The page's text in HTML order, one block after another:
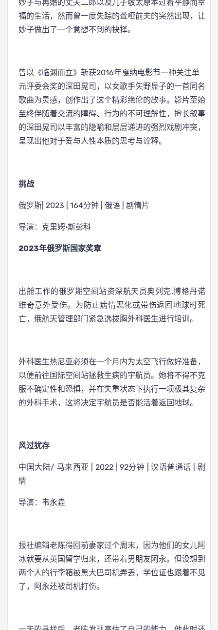
妙子与再婚的丈夫二郎以及儿子敬太原本过着平静而幸
福的生活，然而曾一度失踪的聋哑前夫的突然出现，让
妙子做出了一个意想不到的抉择。
曾以《临渊而立》斩获2016年戛纳电影节一种关注单
元评委会奖的深田晃司，以女歌手矢野显子的一首同名
歌曲为灵感，创作出了这个精彩绝伦的故事。影片至始
至终伴随着交流的障碍、行为的不可理解性，擅长叙事
的深田晃司以丰富的隐喻和层层递进的强烈戏剧冲突，
呈现出他对于爱与人性本质的思考与诠释。
挑战
俄罗斯| 2023 | 164分钟 | 俄语 | 剧情片
导演：克里姆·斯彭科
2023年俄罗斯国家奖章
出舱工作的俄罗期空间站资深航天员奥列克.博格丹诺
维奇意外受伤。为防止病情恶化或带伤返回地球时死
亡，俄航天管理部门紧急选拔胸外科医生进行培训。
外科医生热尼亚必须在一个月内为太空飞行做好准备，
以便前往国际空间站拯救生病的宇航员。她将不得不克
服不确定性和恐惧，并在失重状态下执行一项极其复杂
的外科手术，这将决定宇航员是否能活着返回地球。
风过犹存
中国大陆/ 马来西亚 | 2022 | 92分钟 | 汉语普通话 | 剧
情
导演：韦永垚
报社编辑老陈得回前妻家过个周末，因为他们的女儿阿
冰就要从英国留学归来，还带着男朋友阿永。但没想到
两个人的行李箱被黑大巴司机弄丢，学位证也跟着不见
了，阿永还被司机打伤。